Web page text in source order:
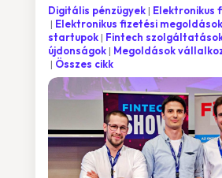
Digitális pénzügyek
Elektronikus
Elektronikus fizetési megoldások
startupok
Fintech
újdonságok
Megoldások
Összes cikk